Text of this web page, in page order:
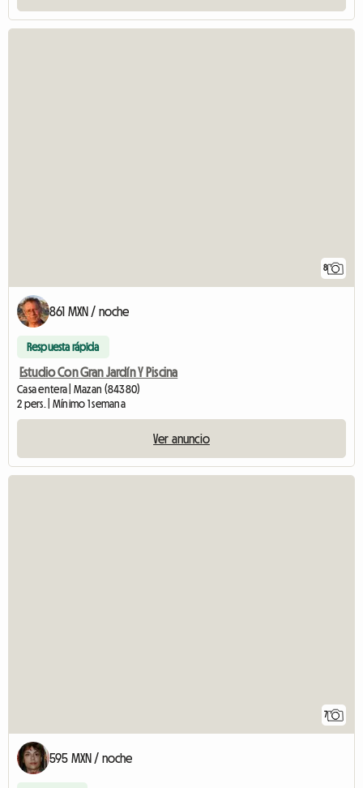
8
861 MXN / noche
Respuesta rápida
Estudio Con Gran Jardín Y Piscina
Casa entera | Mazan (84380)
2 pers. | Mínimo 1 semana
Ver anuncio
7
595 MXN / noche